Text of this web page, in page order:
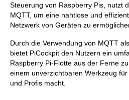
Steuerung von Raspberry Pis, nutzt
MQTT, um eine nahtlose und
Netzwerk von Geräten zu
Durch die Verwendung von MQTT
bietet PiCockpit den Nutzern ein
Raspberry Pi-Flotte aus der Ferne
einem unverzichtbaren Werkzeug
und Profis macht.